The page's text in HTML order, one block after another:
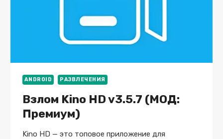
ANDROID РАЗВЛЕЧЕНИЯ
Взлом Kino HD v3.5.7 (МОД:
Премиум)
Kino HD — это топовое приложение для